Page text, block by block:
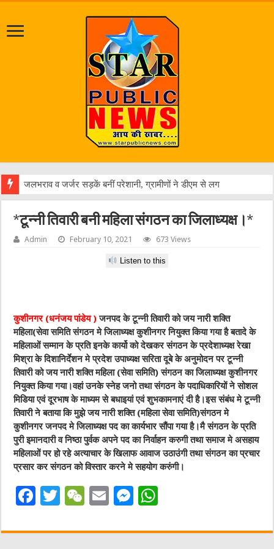
जलभराव व जर्जर सड़कें बनीं परेशानी, ग्रामीणों ने डीएम से लगाई गुहार
*टून्नी तिवारी बनी महिला संगठन का जिलाध्यक्ष।*
Admin February 10, 2021 673 Views
Listen to this
कुशीनगर (धनंजय पांडेय ) जनपद के टून्नी तिवारी को जय नारी शक्ति
महिला(सेवा समिति संगठन मे जिलाध्यक्ष कुशीनगर नियुक्त किया गया है बतादे के
महिलाओं सम्मान के प्रति इनके कार्यो को देखकर संगठन के प्रदेशाध्यक्ष रेखा
मिश्रा के दिशानिर्देशन मे प्रदेश उपाध्यक्ष सरिता दूबे के अनुमोदन पर टून्नी
तिवारी को जय नारी शक्ति महिला (सेवा समिति) संगठन का जिलाध्यक्ष कुशीनगर
नियुक्त किया गया।वहां उनके स्नेह जनो तथा संगठन के पदाधिकारियों ने सोशल
मिडिया एवं दूरभाष के माध्यम से बधाइयां एवं शुभकामनाएं दी है।इस संबंध मे टून्नी
तिवारी ने बताया कि मुझे जय नारी शक्ति (महिला सेवा समिति)संगठन मे
कुशीनगर जनपद मे जिलाध्यक्ष पद का कार्यभार सौंपा गया है।मै संगठन के प्रति
पुरी इमानदारी व निष्ठा पुर्वक अपने पद का निर्वाहन करुगी तथा समाज मे असहाय
महिलाओं पर हो रहे अत्याचार के खिलाफ आवाज उठाउंगी तथा संगठन का प्रचार
प्रसार कर संगठन को विस्तार करने मे सहयोग करुंगी।
F
c
T
it
W
C
E
ai
M
ss at